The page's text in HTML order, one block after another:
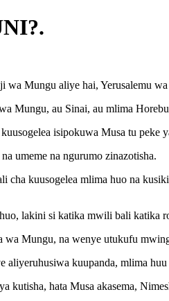
Mungu aliye hai, Yerusalemu
Mungu, au Sinai, au mlima
isipokuwa Musa tu peke
umeme na ngurumo zinazotisha.
cha kuusogelea mlima huo na
lakini si katika mwili bali
wa Mungu, na wenye utukufu
kuupanda, mlima
hata Musa akasema,